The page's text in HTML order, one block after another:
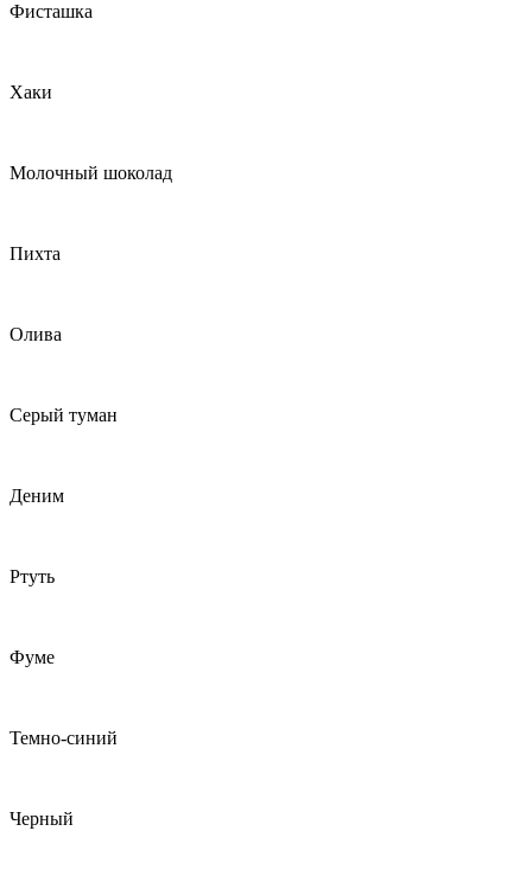
Фисташка
Хаки
Молочный шоколад
Пихта
Олива
Серый туман
Деним
Ртуть
Фуме
Темно-синий
Черный